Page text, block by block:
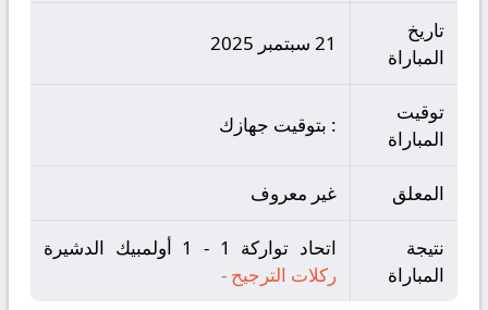
تاريخ
المباراة
21 سبتمبر 2025
توقيت
المباراة
: بتوقيت جهازك
المعلق غير معروف
نتيجة
المباراة
اتحاد تواركة 1 - 1 أولمبيك الدشيرة
ركلات الترجيح -